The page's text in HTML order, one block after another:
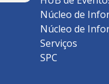
Núcleo de
Núcleo de
Serviços
SPC